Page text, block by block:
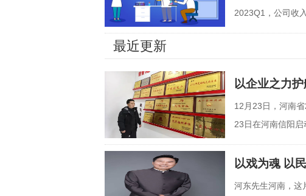
2023Q1，公司收
明显。主品牌
最近更新
以企业之力
12月23日，河南
23日在河南信阳
炳坤，
以戏为魂 以
河东先生河南，这